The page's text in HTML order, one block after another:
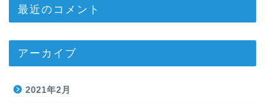
最近のコメント
アーカイブ
2021年2月